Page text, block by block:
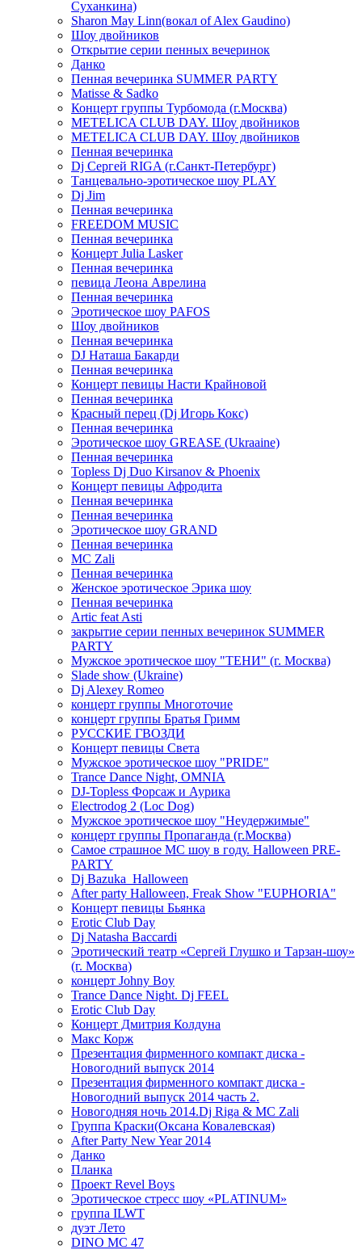
Суханкина)
Sharon May Linn(вокал of Alex Gaudino)
Шоу двойников
Открытие серии пенных вечеринок
Данко
Пенная вечеринка SUMMER PARTY
Matisse & Sadko
Концерт группы Турбомода (г.Москва)
METELICA CLUB DAY. Шоу двойников
METELICA CLUB DAY. Шоу двойников
Пенная вечеринка
Dj Сергей RIGA (г.Санкт-Петербург)
Танцевально-эротическое шоу PLAY
Dj Jim
Пенная вечеринка
FREEDOM MUSIC
Пенная вечеринка
Концерт Julia Lasker
Пенная вечеринка
певица Леона Аврелина
Пенная вечеринка
Эротическое шоу PAFOS
Шоу двойников
Пенная вечеринка
DJ Наташа Бакарди
Пенная вечеринка
Концерт певицы Насти Крайновой
Пенная вечеринка
Красный перец (Dj Игорь Кокс)
Пенная вечеринка
Эротическое шоу GREASE (Ukraaine)
Пенная вечеринка
Topless Dj Duo Kirsanov & Phoenix
Концерт певицы Афродита
Пенная вечеринка
Пенная вечеринка
Эротическое шоу GRAND
Пенная вечеринка
MC Zali
Пенная вечеринка
Женское эротическое Эрика шоу
Пенная вечеринка
Artic feat Asti
закрытие серии пенных вечеринок SUMMER
PARTY
Мужское эротическое шоу "ТЕНИ" (г. Москва)
Slade show (Ukraine)
Dj Alexey Romeo
концерт группы Многоточие
концерт группы Братья Гримм
РУССКИЕ ГВОЗДИ
Концерт певицы Света
Мужское эротическое шоу "PRIDE"
Trance Dance Night, OMNIA
DJ-Topless Форсаж и Аурика
Electrodog 2 (Loc Dog)
Мужское эротическое шоу "Неудержимые"
концерт группы Пропаганда (г.Москва)
Самое страшное МС шоу в году. Halloween PRE-
PARTY
Dj Bazuka_Halloween
After party Halloween, Freak Show "EUPHORIA"
Концерт певицы Бьянка
Erotic Club Day
Dj Natasha Baccardi
Эротический театр «Сергей Глушко и Тарзан-шоу»
(г. Москва)
концерт Johny Boy
Trance Dance Night. Dj FEEL
Erotic Club Day
Концерт Дмитрия Колдуна
Макс Корж
Презентация фирменного компакт диска -
Новогодний выпуск 2014
Презентация фирменного компакт диска -
Новогодний выпуск 2014 часть 2.
Новогодняя ночь 2014.Dj Riga & MC Zali
Группа Краски(Оксана Ковалевская)
After Party New Year 2014
Данко
Планка
Проект Revel Boys
Эротическое стресс шоу «PLATINUM»
группа ILWT
дуэт Лето
DINO MC 47